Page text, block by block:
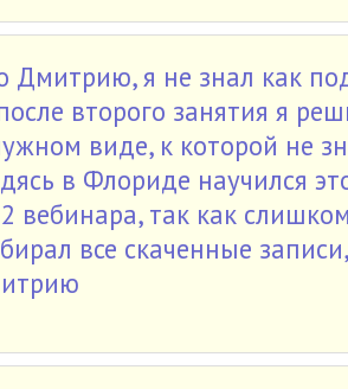
Дмитрию, я не знал как
второго занятия я
виде, к которой не
в Флориде научился
вебинара, так как
все скаченные